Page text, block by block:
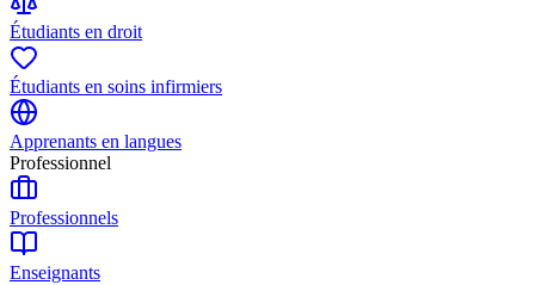
Étudiants en droit
Étudiants en soins infirmiers
Apprenants en langues
Professionnel
Professionnels
Enseignants